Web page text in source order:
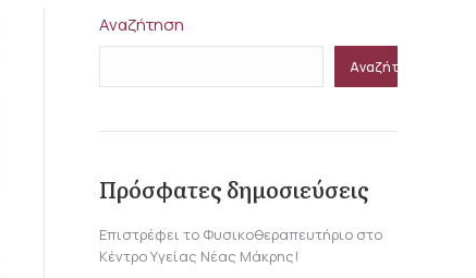
Αναζήτηση
Αναζήτηση
Πρόσφατες δημοσιεύσεις
Επιστρέφει το Φυσικοθεραπευτήριο στο
Κέντρο Υγείας Νέας Μάκρης!